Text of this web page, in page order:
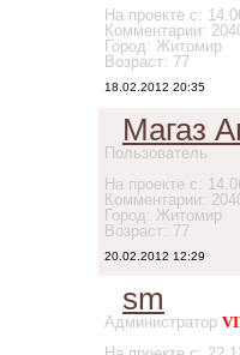
На проекте с:
Комментарии:
Город: Житомир
Возраст: 77
18.02.2012 20:35
Магаз
Пользователь
На проекте с:
Комментарии:
Город: Житомир
Возраст: 77
20.02.2012 12:29
sm
Администратор